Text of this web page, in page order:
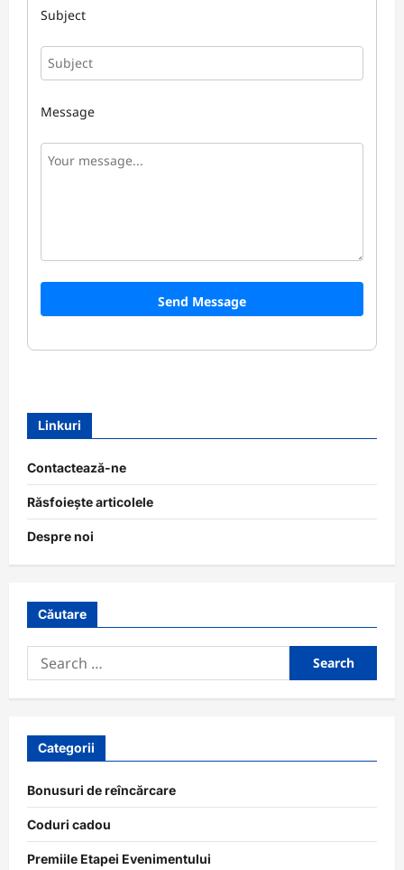
Subject
Message
Send Message
Linkuri
Contactează-ne
Răsfoiește articolele
Despre noi
Căutare
Search
for:
Categorii
Bonusuri de reîncărcare
Coduri cadou
Premiile Etapei Evenimentului